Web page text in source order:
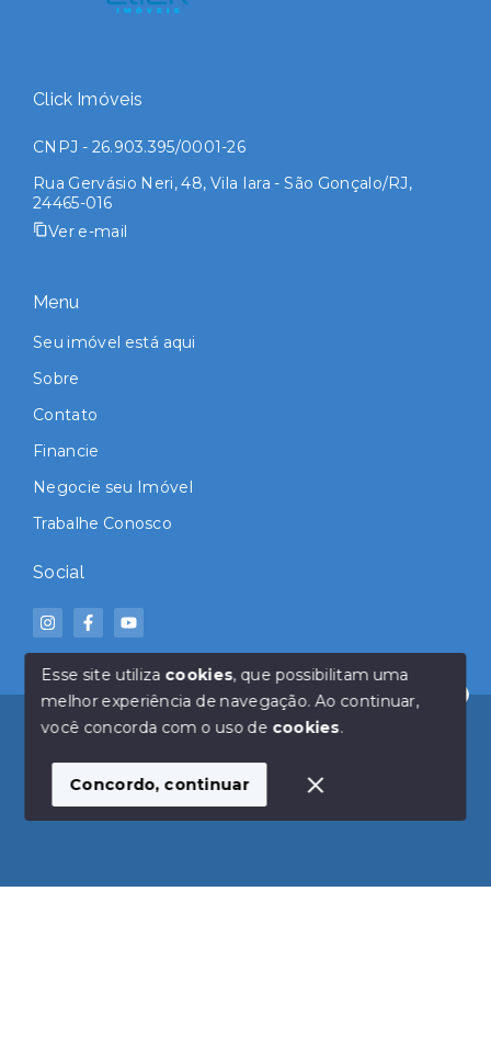
Olá! Estamos disponíveis para te ajudar.
Click Imóveis
CNPJ - 26.903.395/0001-26
Rua Gervásio Neri, 48, Vila Iara - São Gonçalo/RJ,
24465-016
Ver e-mail
Menu
Seu imóvel está aqui
Sobre
Contato
Financie
Negocie seu Imóvel
Trabalhe Conosco
Social
© Copyright 2026 - Click Imóveis - Todos os direitos
SITE PARA IMOBILIARIA
Esse site utiliza cookies, que possibilitam uma
melhor experiência de navegação.Ao continuar,
você concorda com o uso de cookies.
Concordo, continuar